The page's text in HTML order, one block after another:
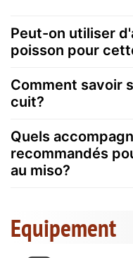
Peut-on utiliser
poisson pour
Comment savoir
cuit?
Quels
recommandés
au miso?
Equipement